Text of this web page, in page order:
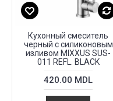
Кухонный смеситель
черный с силиконовым
изливом MIXXUS SUS-
011 REFL. BLACK
420.00 MDL